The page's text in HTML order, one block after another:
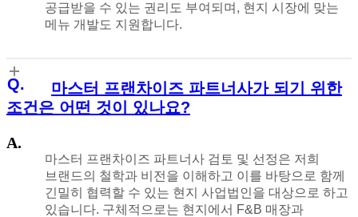
공급받을 수 있는 권리도 부여되며, 현지 시장에 맞는
메뉴 개발도 지원합니다.
마스터 프랜차이즈 파트너사가 되기 위한
조건은 어떤 것이 있나요?
마스터 프랜차이즈 파트너사 검토 및 선정은 저희
브랜드의 철학과 비전을 이해하고 이를 바탕으로 함께
긴밀히 협력할 수 있는 현지 사업법인을 대상으로 하고
있습니다. 구체적으로는 현지에서 F&B 매장과